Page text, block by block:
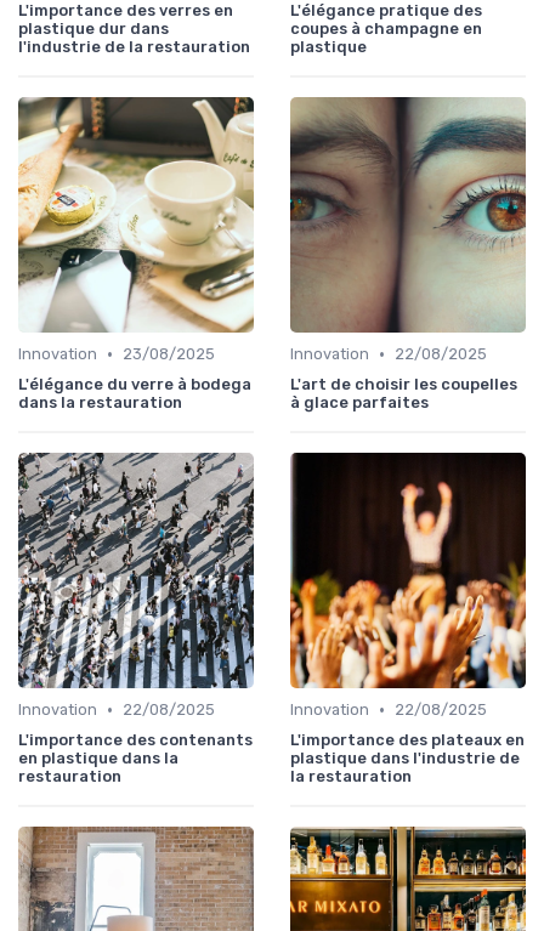
L'importance des verres en
plastique dur dans
l'industrie de la restauration
L'élégance pratique des
coupes à champagne en
plastique
Innovation •
23/08/2025
L'élégance du verre à bodega
dans la restauration
Innovation •
22/08/2025
L'art de choisir les coupelles
à glace parfaites
Innovation •
22/08/2025
L'importance des contenants
en plastique dans la
restauration
Innovation •
22/08/2025
L'importance des plateaux en
plastique dans l'industrie de
la restauration